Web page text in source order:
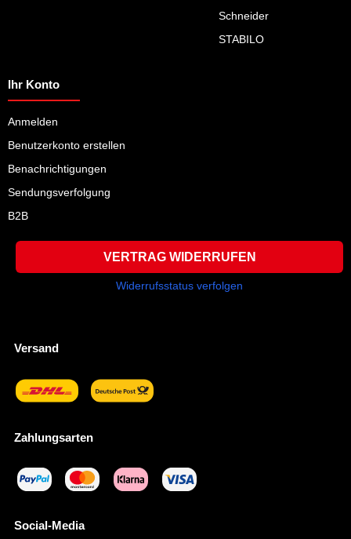
Schneider
STABILO
Ihr Konto
Anmelden
Benutzerkonto erstellen
Benachrichtigungen
Sendungsverfolgung
B2B
VERTRAG WIDERRUFEN
Widerrufsstatus verfolgen
Versand
Zahlungsarten
Social-Media